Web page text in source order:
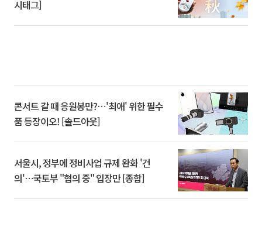
시태그]
콘서트 갈 때 응원봉만?⋯'최애' 위한 필수
품 등장이오! [솔드아웃]
서울시, 정부에 정비사업 규제 완화 '건
의'⋯국토부 "협의 중" 입장만 [종합]